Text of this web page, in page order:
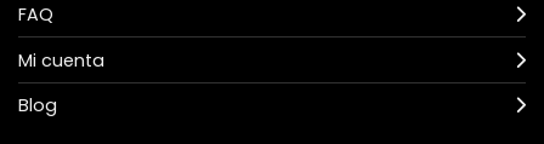
FAQ
Mi cuenta
Blog